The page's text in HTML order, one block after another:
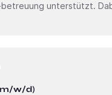
unterstützt.
w/d)